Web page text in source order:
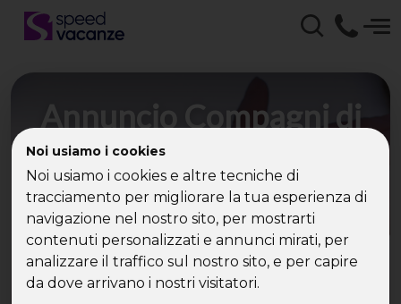
Noi usiamo i cookies
Noi usiamo i cookies e altre tecniche di
tracciamento per migliorare la tua esperienza di
navigazione nel nostro sito, per mostrarti
contenuti personalizzati e annunci mirati, per
analizzare il traffico sul nostro sito, e per capire
da dove arrivano i nostri visitatori.
Annuncio Compagni di
Viaggio con Speed
Vacanze - Incontri e
Relazioni Sociali con
Single